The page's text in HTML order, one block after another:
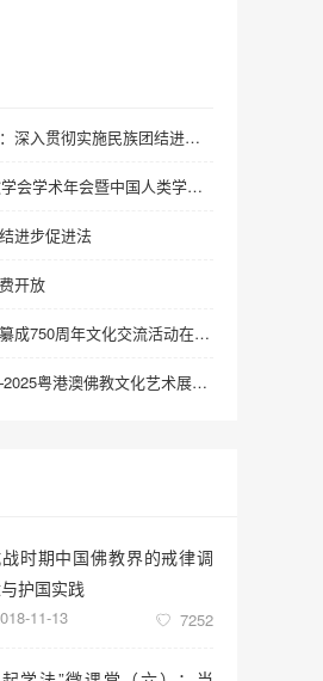
中央统战部、国家民委：深入贯彻实施民族团结进步促进法 进一步增强中华民族凝聚力向心力
2026年广东省民族宗教学会学术年会暨中国人类学民族学研究会城市民族工作研究专业委员会更名会议在深圳召开
进步促进法
开放
《丛林校定清规总要》纂成750周年文化交流活动在浙江金华举行
千载一时 宝华福地——2025粤港澳佛教文化艺术展在港澳成功举办
时期中国佛教界的戒律调
护国实践
11-13 7252